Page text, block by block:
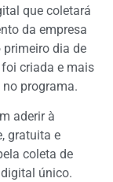
que coletará
da empresa
primeiro dia de
criada e mais
programa.
aderir à
gratuita e
coleta de
único.